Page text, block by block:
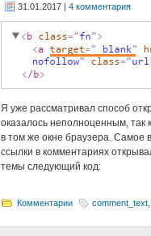
| 4 комментария
Я уже рассматривал способ
оказалось неполноценным, так
в том же окне браузера. Самое
ссылки в комментариях
темы следующий код:
Комментарии comment_text